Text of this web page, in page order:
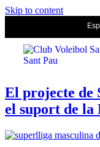
Skip to content
El projecte de
el suport de la